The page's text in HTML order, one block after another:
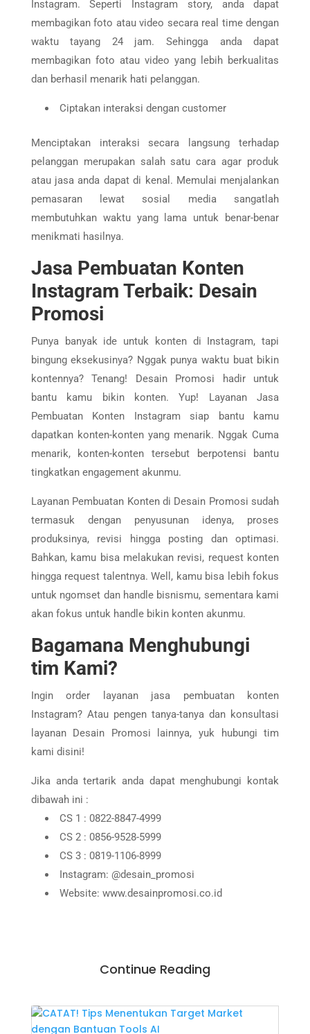
Instagram. Seperti Instagram story, anda dapat
membagikan foto atau video secara real time dengan
waktu tayang 24 jam. Sehingga anda dapat
membagikan foto atau video yang lebih berkualitas
dan berhasil menarik hati pelanggan.
Ciptakan interaksi dengan customer
Menciptakan interaksi secara langsung terhadap
pelanggan merupakan salah satu cara agar produk
atau jasa anda dapat di kenal. Memulai menjalankan
pemasaran lewat sosial media sangatlah
membutuhkan waktu yang lama untuk benar-benar
menikmati hasilnya.
Jasa Pembuatan Konten
Instagram Terbaik: Desain
Promosi
Punya banyak ide untuk konten di Instagram, tapi
bingung eksekusinya? Nggak punya waktu buat bikin
kontennya? Tenang! Desain Promosi hadir untuk
bantu kamu bikin konten. Yup! Layanan Jasa
Pembuatan Konten Instagram siap bantu kamu
dapatkan konten-konten yang menarik. Nggak Cuma
menarik, konten-konten tersebut berpotensi bantu
tingkatkan engagement akunmu.
Layanan Pembuatan Konten di Desain Promosi sudah
termasuk dengan penyusunan idenya, proses
produksinya, revisi hingga posting dan optimasi.
Bahkan, kamu bisa melakukan revisi, request konten
hingga request talentnya. Well, kamu bisa lebih fokus
untuk ngomset dan handle bisnismu, sementara kami
akan fokus untuk handle bikin konten akunmu.
Bagamana Menghubungi
tim Kami?
Ingin order layanan jasa pembuatan konten
Instagram? Atau pengen tanya-tanya dan konsultasi
layanan Desain Promosi lainnya, yuk hubungi tim
kami disini!
Jika anda tertarik anda dapat menghubungi kontak
dibawah ini :
CS 1 : 0822-8847-4999
CS 2 : 0856-9528-5999
CS 3 : 0819-1106-8999
Instagram: @desain_promosi
Website: www.desainpromosi.co.id
Continue Reading